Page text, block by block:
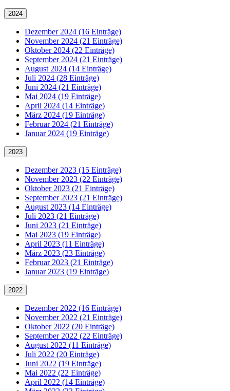
2024
Dezember 2024 (16 Einträge)
November 2024 (21 Einträge)
Oktober 2024 (22 Einträge)
September 2024 (21 Einträge)
August 2024 (14 Einträge)
Juli 2024 (28 Einträge)
Juni 2024 (21 Einträge)
Mai 2024 (19 Einträge)
April 2024 (14 Einträge)
März 2024 (19 Einträge)
Februar 2024 (21 Einträge)
Januar 2024 (19 Einträge)
2023
Dezember 2023 (15 Einträge)
November 2023 (22 Einträge)
Oktober 2023 (21 Einträge)
September 2023 (21 Einträge)
August 2023 (14 Einträge)
Juli 2023 (21 Einträge)
Juni 2023 (21 Einträge)
Mai 2023 (19 Einträge)
April 2023 (11 Einträge)
März 2023 (23 Einträge)
Februar 2023 (21 Einträge)
Januar 2023 (19 Einträge)
2022
Dezember 2022 (16 Einträge)
November 2022 (21 Einträge)
Oktober 2022 (20 Einträge)
September 2022 (22 Einträge)
August 2022 (11 Einträge)
Juli 2022 (20 Einträge)
Juni 2022 (19 Einträge)
Mai 2022 (22 Einträge)
April 2022 (14 Einträge)